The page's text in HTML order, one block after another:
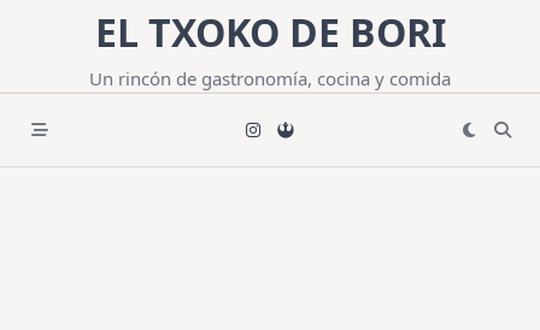
contenido
EL TXOKO DE BORI
Un rincón de gastronomía, cocina y comida